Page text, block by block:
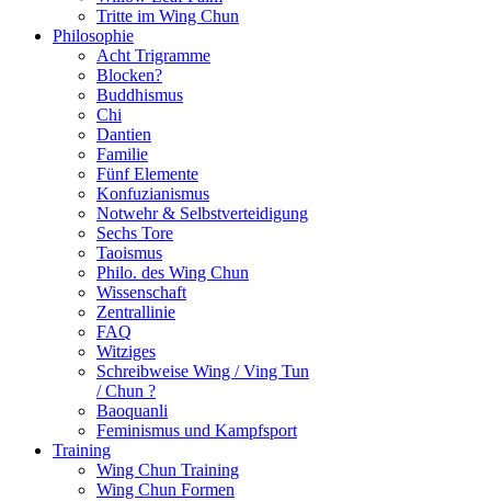
Tritte im Wing Chun
Philosophie
Acht Trigramme
Blocken?
Buddhismus
Chi
Dantien
Familie
Fünf Elemente
Konfuzianismus
Notwehr & Selbstverteidigung
Sechs Tore
Taoismus
Philo. des Wing Chun
Wissenschaft
Zentrallinie
FAQ
Witziges
Schreibweise Wing / Ving Tun
/ Chun ?
Baoquanli
Feminismus und Kampfsport
Training
Wing Chun Training
Wing Chun Formen